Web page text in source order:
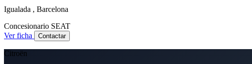
Igualada , Barcelona
Concesionario SEAT
Ver ficha
Contactar
Citroën